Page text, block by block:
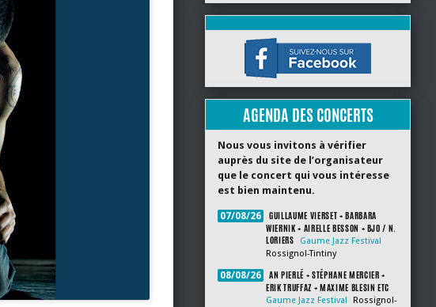
AGENDA DES CONCERTS
Nous vous invitons à vérifier
auprès du site de l’organisateur
que le concert qui vous intéresse
est bien maintenu.
07/08/26
GUILLAUME VIERSET + BARBARA
WIERNIK + AIRELLE BESSON + BJO / N.
LORIERS
Gaume Jazz Festival
Rossignol-Tintiny
08/08/26
AN PIERLÉ + STÉPHANE MERCIER +
ERIK TRUFFAZ + MAXIME BLESIN ETC
Gaume Jazz Festival
Rossignol-